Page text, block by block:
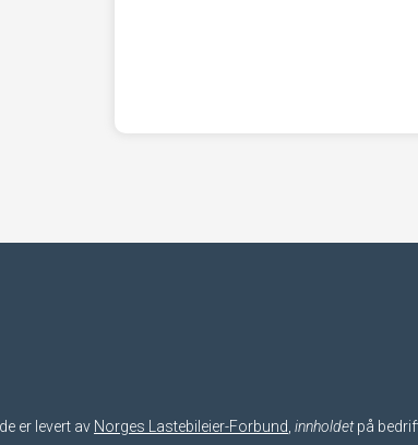
er levert av Norges Lastebileier-Forbund innholdetpå